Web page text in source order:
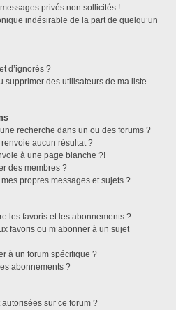
privés non sollicités !
indésirable de la part de quelqu’un
d’ignorés ?
supprimer des utilisateurs de ma liste
recherche dans un ou des forums ?
aucun résultat ?
à une page blanche ?!
des membres ?
propres messages et sujets ?
les favoris et les abonnements ?
favoris ou m’abonner à un sujet
à un forum spécifique ?
abonnements ?
sur ce forum ?